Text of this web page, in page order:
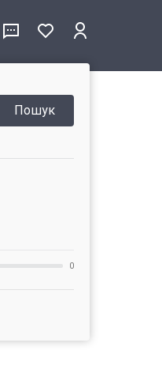
0
Пошук